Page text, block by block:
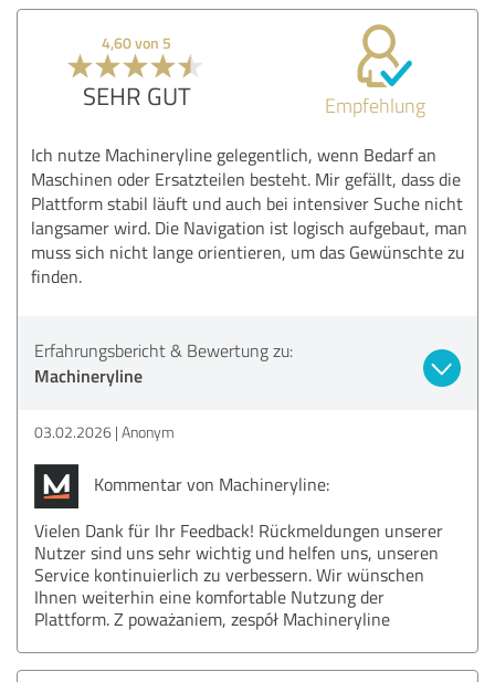
4,60 von 5
SEHR GUT Empfehlung
Ich nutze Machineryline gelegentlich, wenn Bedarf an
Maschinen oder Ersatzteilen besteht. Mir gefällt, dass die
Plattform stabil läuft und auch bei intensiver Suche nicht
langsamer wird. Die Navigation ist logisch aufgebaut, man
muss sich nicht lange orientieren, um das Gewünschte zu
finden.
Erfahrungsbericht & Bewertung zu:
Machineryline
03.02.2026 Anonym
Kommentar von Machineryline:
Vielen Dank für Ihr Feedback! Rückmeldungen unserer
Nutzer sind uns sehr wichtig und helfen uns, unseren
Service kontinuierlich zu verbessern. Wir wünschen
Ihnen weiterhin eine komfortable Nutzung der
Plattform. Z poważaniem, zespół Machineryline